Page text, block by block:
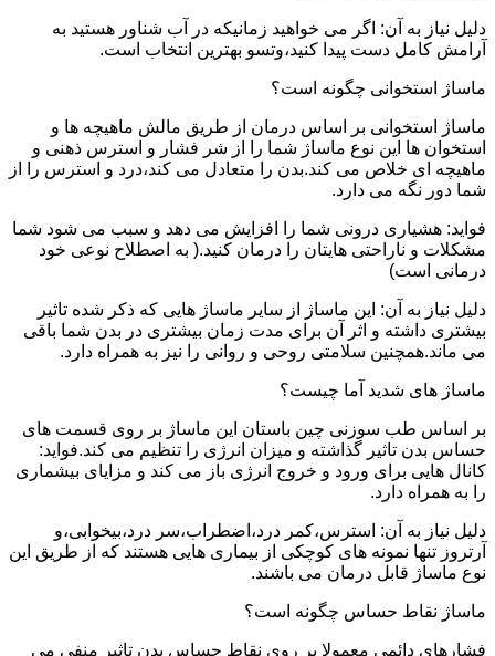
دلیل نیاز به آن: اگر می خواهید زمانیکه در آب شناور هستید به
آرامش کامل دست پیدا کنید،وتسو بهترین انتخاب است.
ماساژ استخوانی چگونه است؟
ماساژ استخوانی بر اساس درمان از طریق مالش ماهیچه ها و
استخوان ها این نوع ماساژ شما را از شر فشار و استرس ذهنی و
ماهیچه ای خلاص می کند.بدن را متعادل می کند،درد و استرس را از
شما دور نگه می دارد.
فواید: هشیاری درونی شما را افزایش می دهد و سبب می شود شما
مشکلات و ناراحتی هایتان را درمان کنید.( به اصطلاح نوعی خود
درمانی است)
دلیل نیاز به آن: این ماساژ از سایر ماساژ هایی که ذکر شده تاثیر
بیشتری داشته و اثر آن برای مدت زمان بیشتری در بدن شما باقی
می ماند.همچنین سلامتی روحی و روانی را نیز به همراه دارد.
ماساژ های شدید آما چیست؟
بر اساس طب سوزنی چین باستان این ماساژ بر روی قسمت های
حساس بدن تاثیر گذاشته و میزان انرژی را تنظیم می کند.فواید:
کانال هایی برای ورود و خروج انرژی باز می کند و مزایای بیشماری
را به همراه دارد.
دلیل نیاز به آن: استرس،کمر درد،اضطراب،سر درد،بیخوابی،و
آرتروز تنها نمونه های کوچکی از بیماری هایی هستند که از طریق این
نوع ماساژ قابل درمان می باشند.
ماساژ نقاط حساس چگونه است؟
فشارهای دائمی معمولا بر روی نقاط حساس بدن تاثیر منفی می